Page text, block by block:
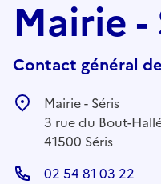
Mairie -
Contact général
Mairie - Séris
3 rue du Bout-
41500 Séris
02 54 81 03 22